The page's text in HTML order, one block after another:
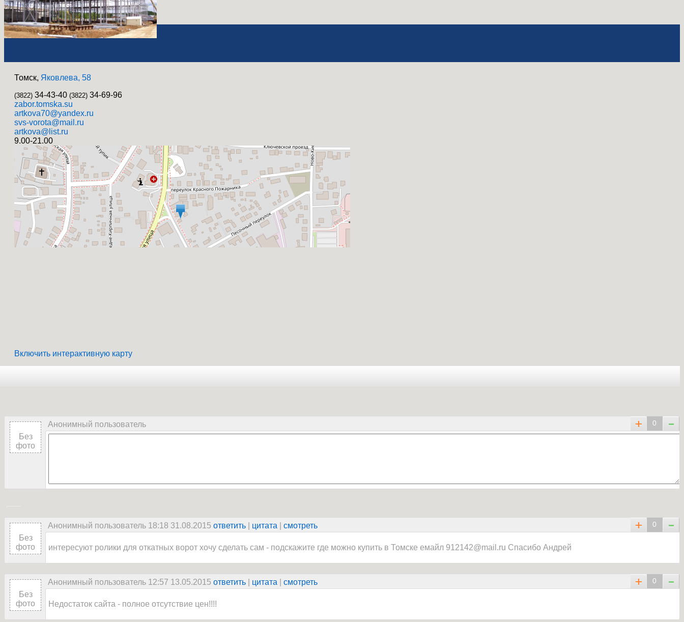
Томск, Яковлева, 58
(3822) 34-43-40 (3822) 34-69-96
zabor.tomska.su
artkova70@yandex.ru
svs-vorota@mail.ru
artkova@list.ru
9.00-21.00
Включить интерактивную карту
Без
фото
Анонимный пользователь 0
Без
фото
Анонимный пользователь 18:18 31.08.2015 ответить цитата смотреть 0
интересуют ролики для откатных ворот хочу сделать сам - подскажите где можно купить в Томске емайл 912142@mail.ru Спасибо Андрей
Без
фото
Анонимный пользователь 12:57 13.05.2015 ответить цитата смотреть 0
Недостаток сайта - полное отсутствие цен!!!!